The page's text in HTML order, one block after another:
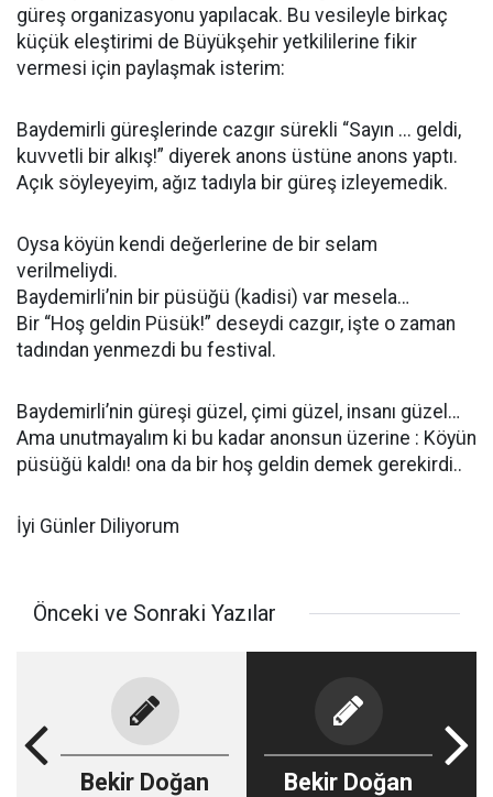
güreş organizasyonu yapılacak. Bu vesileyle birkaç
küçük eleştirimi de Büyükşehir yetkililerine fikir
vermesi için paylaşmak isterim:
Baydemirli güreşlerinde cazgır sürekli “Sayın ... geldi,
kuvvetli bir alkış!” diyerek anons üstüne anons yaptı.
Açık söyleyeyim, ağız tadıyla bir güreş izleyemedik.
Oysa köyün kendi değerlerine de bir selam
verilmeliydi.
Baydemirli’nin bir püsüğü (kadisi) var mesela…
Bir “Hoş geldin Püsük!” deseydi cazgır, işte o zaman
tadından yenmezdi bu festival.
Baydemirli’nin güreşi güzel, çimi güzel, insanı güzel…
Ama unutmayalım ki bu kadar anonsun üzerine : Köyün
püsüğü kaldı! ona da bir hoş geldin demek gerekirdi..
İyi Günler Diliyorum
Önceki ve Sonraki Yazılar
Bekir Doğan Bekir Doğan